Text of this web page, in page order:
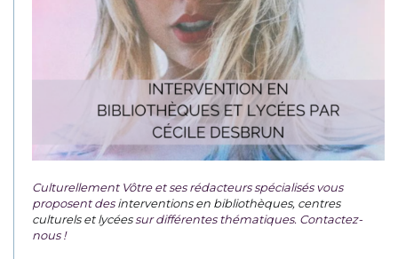
Culturellement Vôtre et ses rédacteurs spécialisés vous
proposent desinterventions en bibliothèques, centres
culturels et lycéessur différentes thématiques. Contactez-
nous !